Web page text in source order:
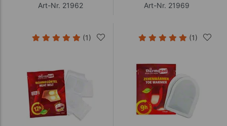
Art-Nr. 21962
Art-Nr. 21969
(1) (1)